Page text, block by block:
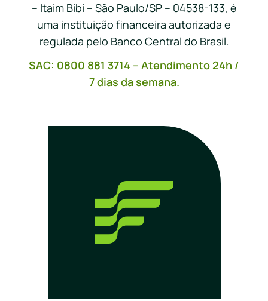
– Itaim Bibi – São Paulo/SP – 04538-133, é
uma instituição financeira autorizada e
regulada pelo Banco Central do Brasil.
SAC: 0800 881 3714 – Atendimento 24h /
7 dias da semana.